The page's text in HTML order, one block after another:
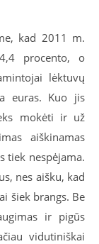
kad 2011 m.
procento, o
lėktuvų
euras. Kuo jis
mokėti ir už
aiškinamas
tiek nespėjama.
nes aišku, kad
šiek brangs. Be
ir pigūs
vidutiniškai